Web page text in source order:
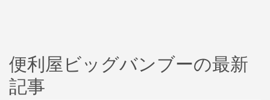
便利屋ビッグバンブーの最新
記事